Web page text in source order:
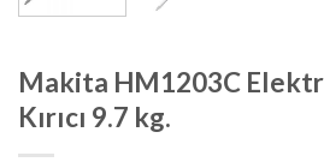
Makita HM1203C
Kırıcı 9.7 kg.